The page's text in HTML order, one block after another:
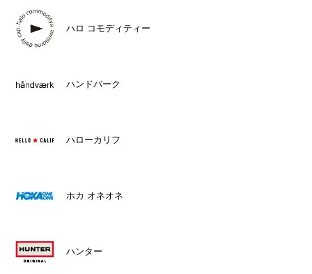
ハロ コモディティー
ハンドバーク
ハローカリフ
ホカ オネオネ
ハンター